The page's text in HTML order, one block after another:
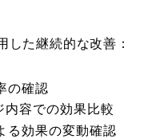
した継続的な改善：
の確認
内容での効果比較
る効果の変動確認